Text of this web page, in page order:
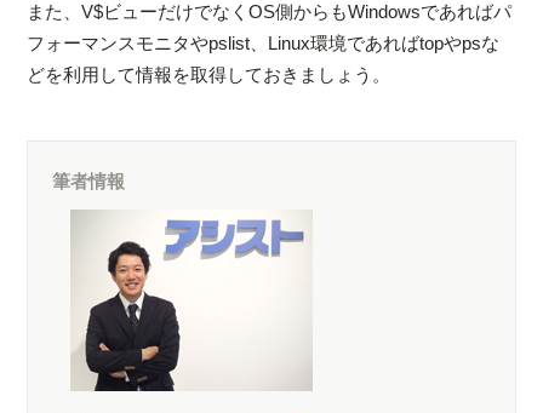
また、V$ビューだけでなくOS側からもWindowsであればパ
フォーマンスモニタやpslist、Linux環境であればtopやpsな
どを利用して情報を取得しておきましょう。
筆者情報